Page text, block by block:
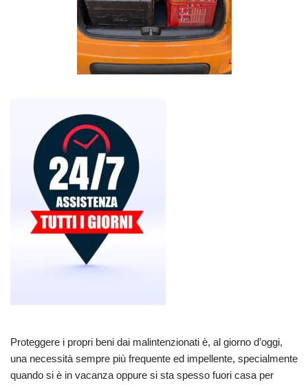
Proteggere i propri beni dai malintenzionati è, al giorno d’oggi,
una necessità sempre più frequente ed impellente, specialmente
quando si è in vacanza oppure si sta spesso fuori casa per